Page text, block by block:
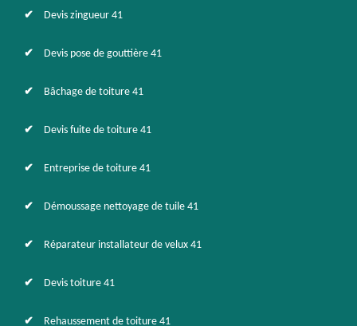
Devis zingueur 41
Devis pose de gouttière 41
Bâchage de toiture 41
Devis fuite de toiture 41
Entreprise de toiture 41
Démoussage nettoyage de tuile 41
Réparateur installateur de velux 41
Devis toiture 41
Rehaussement de toiture 41